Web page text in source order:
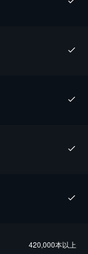
420,000本以上